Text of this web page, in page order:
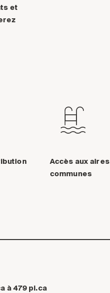
et
Accès aux aires
communes
à 479 pi.ca